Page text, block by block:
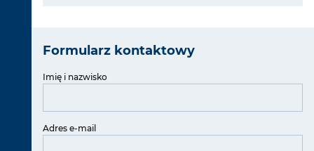
Formularz kontaktowy
Imię i nazwisko
Adres e-mail